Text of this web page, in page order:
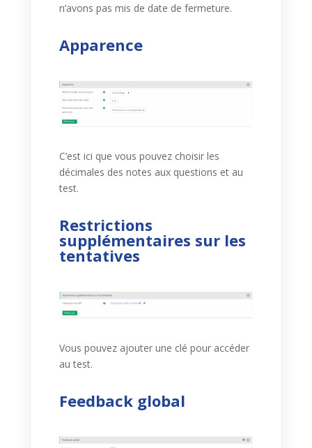
n’avons pas mis de date de fermeture.
Apparence
C’est ici que vous pouvez choisir les
décimales des notes aux questions et au
test.
Restrictions
supplémentaires sur les
tentatives
Vous pouvez ajouter une clé pour accéder
au test.
Feedback global